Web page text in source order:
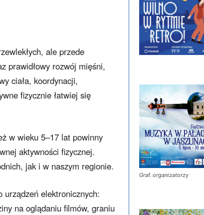
ale przede
prawidłowy rozwój mięśni,
ciała, koordynacji,
fizycznie łatwiej się
w wieku 5–17 lat powinny
aktywności fizycznej.
jak i w naszym regionie.
urządzeń elektronicznych:
na oglądaniu filmów, graniu
Graf. organizatorzy